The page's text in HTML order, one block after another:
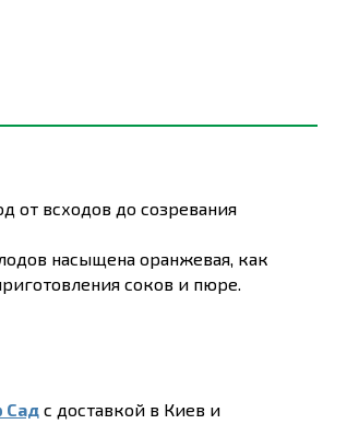
от всходов до созревания
насыщена оранжевая, как
соков и пюре.
Сад с доставкой в Киев и